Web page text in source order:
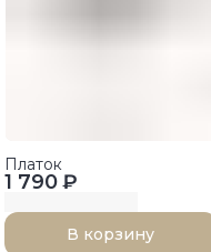
1 790 ₽
Платок
В корзину